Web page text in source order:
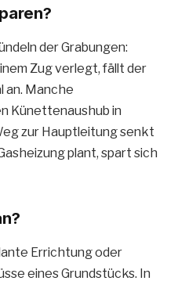
der Grabungen:
Zug verlegt, fällt der
an. Manche
Künettenaushub in
zur Hauptleitung senkt
plant, spart sich
Errichtung oder
eines Grundstücks. In